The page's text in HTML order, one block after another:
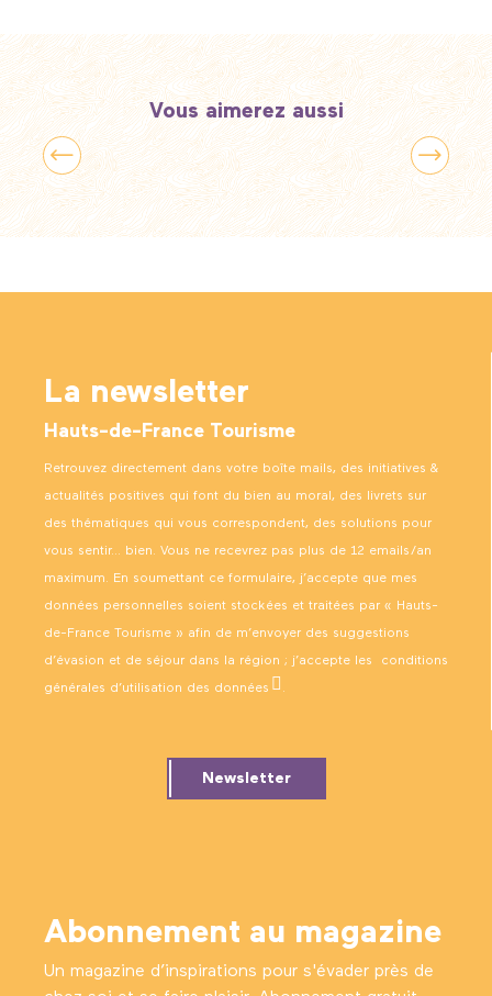
Vous aimerez aussi
Les plus belles balades à vélo
La newsletter
Hauts-de-France Tourisme
Retrouvez directement dans votre boîte mails, des initiatives &
actualités positives qui font du bien au moral, des livrets sur
des thématiques qui vous correspondent, des solutions pour
vous sentir… bien. Vous ne recevrez pas plus de 12 emails/an
maximum. En soumettant ce formulaire, j’accepte que mes
données personnelles soient stockées et traitées par « Hauts-
de-France Tourisme » afin de m’envoyer des suggestions
d’évasion et de séjour dans la région ; j’accepte les conditions
générales d’utilisation des données .
Newsletter
Abonnement au magazine
Un magazine d’inspirations pour s'évader près de